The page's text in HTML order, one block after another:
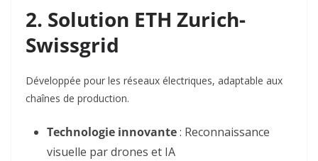
2. Solution ETH Zurich-
Swissgrid
Développée pour les réseaux électriques, adaptable aux
chaînes de production.
Technologie innovante: Reconnaissance
visuelle par drones et IA